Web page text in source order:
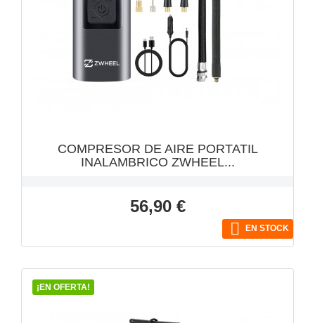
COMPRESOR DE AIRE PORTATIL
INALAMBRICO ZWHEEL...
Precio
56,90 €
 EN STOCK
¡EN OFERTA!
VISTA RÁPIDA